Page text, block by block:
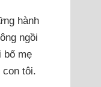
hành
ngồi
bố mẹ
con tôi.